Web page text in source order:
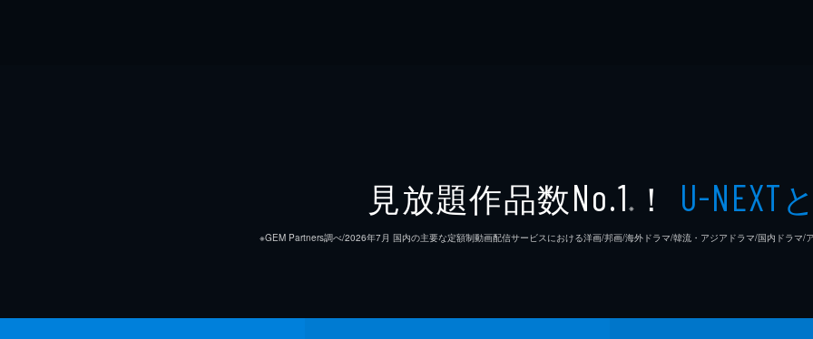
見放題作品数No.1 ※ ！ U-NEXT
※GEM Partners調べ/2026年7⽉ 国内の主要な定額制動画配信サービスにおける洋画/邦画/海外ドラマ/韓流・アジアドラマ/国内ドラマ/